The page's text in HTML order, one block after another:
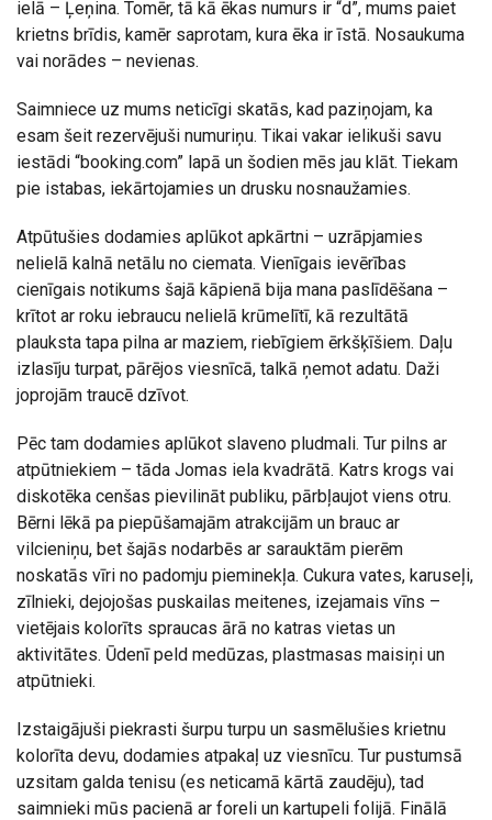
ielā – Ļeņina. Tomēr, tā kā ēkas numurs ir “d”, mums paiet
krietns brīdis, kamēr saprotam, kura ēka ir īstā. Nosaukuma
vai norādes – nevienas.
Saimniece uz mums neticīgi skatās, kad paziņojam, ka
esam šeit rezervējuši numuriņu. Tikai vakar ielikuši savu
iestādi “booking.com” lapā un šodien mēs jau klāt. Tiekam
pie istabas, iekārtojamies un drusku nosnaužamies.
Atpūtušies dodamies aplūkot apkārtni – uzrāpjamies
nelielā kalnā netālu no ciemata. Vienīgais ievērības
cienīgais notikums šajā kāpienā bija mana paslīdēšana –
krītot ar roku iebraucu nelielā krūmelītī, kā rezultātā
plauksta tapa pilna ar maziem, riebīgiem ērkšķīšiem. Daļu
izlasīju turpat, pārējos viesnīcā, talkā ņemot adatu. Daži
joprojām traucē dzīvot.
Pēc tam dodamies aplūkot slaveno pludmali. Tur pilns ar
atpūtniekiem – tāda Jomas iela kvadrātā. Katrs krogs vai
diskotēka cenšas pievilināt publiku, pārbļaujot viens otru.
Bērni lēkā pa piepūšamajām atrakcijām un brauc ar
vilcieniņu, bet šajās nodarbēs ar sarauktām pierēm
noskatās vīri no padomju pieminekļa. Cukura vates, karuseļi,
zīlnieki, dejojošas puskailas meitenes, izejamais vīns –
vietējais kolorīts spraucas ārā no katras vietas un
aktivitātes. Ūdenī peld medūzas, plastmasas maisiņi un
atpūtnieki.
Izstaigājuši piekrasti šurpu turpu un sasmēlušies krietnu
kolorīta devu, dodamies atpakaļ uz viesnīcu. Tur pustumsā
uzsitam galda tenisu (es neticamā kārtā zaudēju), tad
saimnieki mūs pacienā ar foreli un kartupeli folijā. Finālā